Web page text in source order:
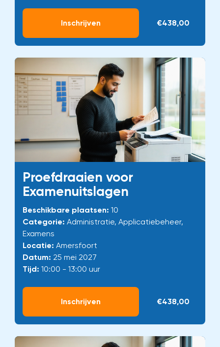
Inschrijven €438,00
Proefdraaien voor
Examenuitslagen
Beschikbare plaatsen: 10
Categorie: Administratie, Applicatiebeheer,
Examens
Locatie: Amersfoort
Datum: 25 mei 2027
Tijd: 10:00 - 13:00 uur
Inschrijven €438,00